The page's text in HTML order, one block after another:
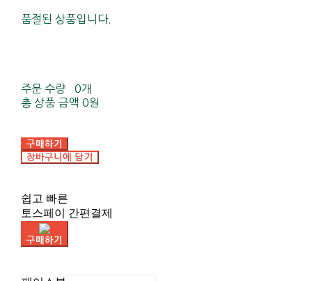
품절된 상품입니다.
주문 수량
0개
총 상품 금액 0원
구매하기
장바구니에 담기
쉽고 빠른
토스페이 간편결제
구매하기